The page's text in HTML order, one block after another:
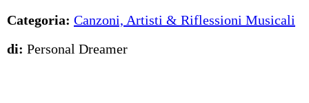
Categoria: Canzoni, Artisti & Riflessioni Musicali
di: Personal Dreamer